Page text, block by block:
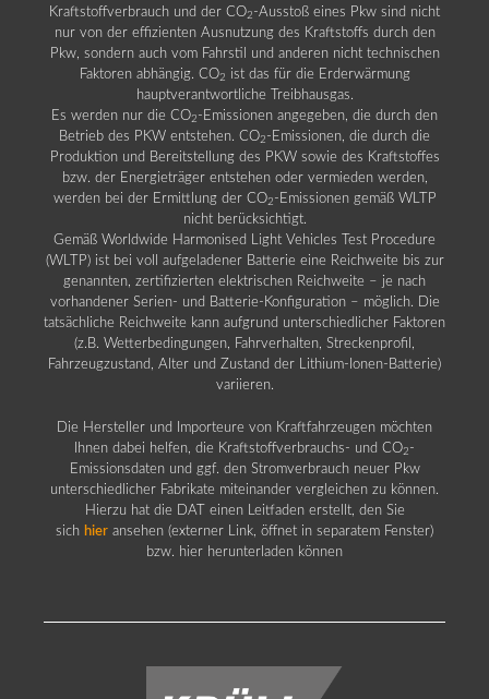
Kraftstoffverbrauch und der CO2 -Ausstoß eines Pkw sind nicht
nur von der effizienten Ausnutzung des Kraftstoffs durch den
Pkw, sondern auch vom Fahrstil und anderen nicht technischen
Faktoren abhängig. CO2 ist das für die Erderwärmung
hauptverantwortliche Treibhausgas.
Es werden nur die CO2 -Emissionen angegeben, die durch den
Betrieb des PKW entstehen. CO2 -Emissionen, die durch die
Produktion und Bereitstellung des PKW sowie des Kraftstoffes
bzw. der Energieträger entstehen oder vermieden werden,
werden bei der Ermittlung der CO2 -Emissionen gemäß WLTP
nicht berücksichtigt.
Gemäß Worldwide Harmonised Light Vehicles Test Procedure
(WLTP) ist bei voll aufgeladener Batterie eine Reichweite bis zur
genannten, zertifizierten elektrischen Reichweite – je nach
vorhandener Serien- und Batterie-Konfiguration – möglich. Die
tatsächliche Reichweite kann aufgrund unterschiedlicher Faktoren
(z.B. Wetterbedingungen, Fahrverhalten, Streckenprofil,
Fahrzeugzustand, Alter und Zustand der Lithium-Ionen-Batterie)
variieren.
Die Hersteller und Importeure von Kraftfahrzeugen möchten
Ihnen dabei helfen, die Kraftstoffverbrauchs- und CO2 -
Emissionsdaten und ggf. den Stromverbrauch neuer Pkw
unterschiedlicher Fabrikate miteinander vergleichen zu können.
Hierzu hat die DAT einen Leitfaden erstellt, den Sie
sich hier ansehen (externer Link, öffnet in separatem Fenster)
bzw. hier herunterladen können